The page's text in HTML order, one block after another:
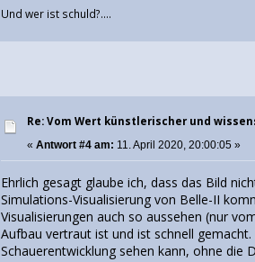
Und wer ist schuld?....
Re: Vom Wert künstlerischer und
«Antwort #4 am: 11. April 2020, 20:00:05 »
Ehrlich gesagt glaube ich, dass das Bild
Simulations-Visualisierung von Belle-II
Visualisierungen auch so aussehen (nur
Aufbau vertraut ist und ist schnell
Schauerentwicklung sehen kann, ohne die